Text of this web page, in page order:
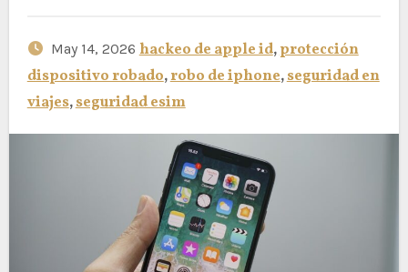
May 14, 2026 hackeo de apple id,protección
dispositivo robado,robo de iphone,seguridad en
viajes,seguridad esim